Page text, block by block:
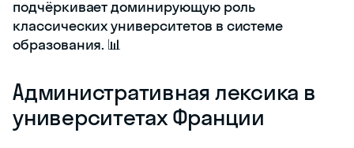
подчёркивает доминирующую роль
классических университетов в системе
образования. 📊
Административная лексика в
университетах Франции